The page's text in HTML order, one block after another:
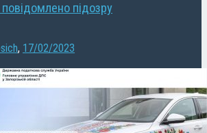
повідомлено підозру
, 17/02/2023